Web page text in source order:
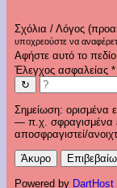
Σχόλια / Λόγος
υποχρεούστε να
Αφήστε αυτό το
Έλεγχος ασφαλείας *
↻
Σημείωση: ορισμένα
— π.χ. σφραγισμένα
αποσφραγιστεί/
Άκυρο
Powered by DartHost